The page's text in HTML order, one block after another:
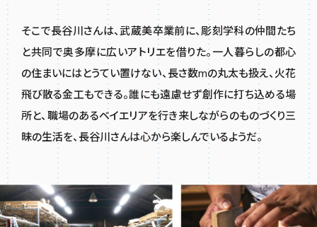
そこで長谷川さんは、武蔵美卒業前に、彫刻学科の仲間たち
と共同で奥多摩に広いアトリエを借りた。一人暮らしの都心
の住まいにはとうてい置けない、長さ数mの丸太も扱え、火花
飛び散る金工もできる。誰にも遠慮せず創作に打ち込める場
所と、職場のあるベイエリアを行き来しながらのものづくり三
昧の生活を、長谷川さんは心から楽しんでいるようだ。